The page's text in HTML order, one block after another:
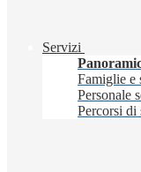
Servizi
Famiglie e
Personale
Percorsi di